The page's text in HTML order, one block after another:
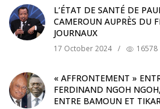
L’ÉTAT DE SANTÉ DE
CAMEROUN AUPRÈS DU
JOURNAUX
17 October 2024 / 16578
« AFFRONTEMENT »
FERDINAND NGOH
ENTRE BAMOUN ET